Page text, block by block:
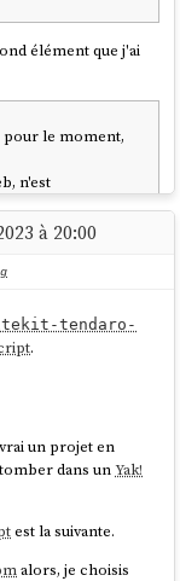
élément que j'ai
pour le moment,
n'est
mettre à
Ma réponse
web est plutôt
les
ne sera pas
d'erreurs
à 20:00
tendaro-
.
un projet en
tomber dans unYak!
est la suivante.
alors, je choisis